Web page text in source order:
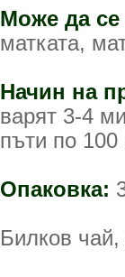
Може да се
матката,
Начин на
варят 3-4
пъти по 100
Опаковка:
Билков